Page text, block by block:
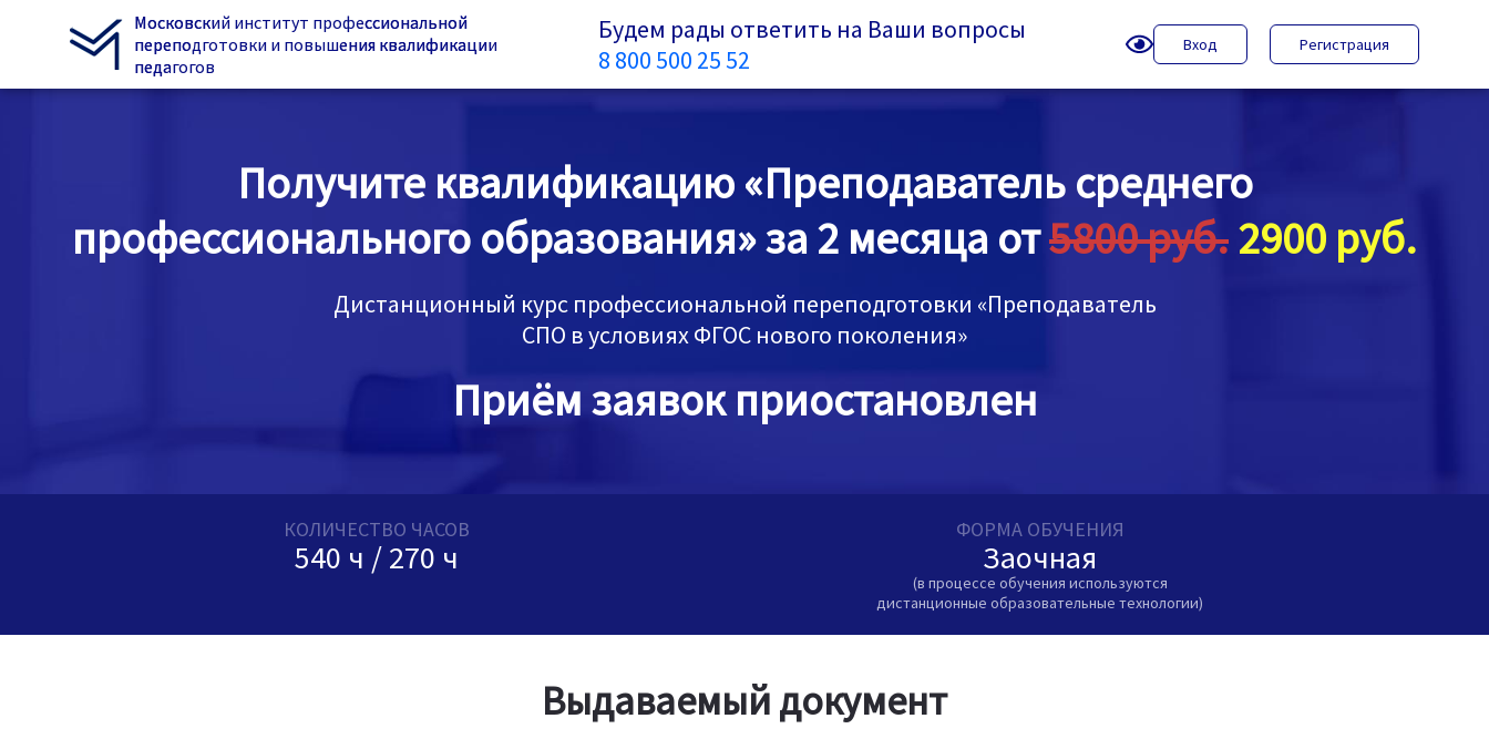
Московский институт профессиональной
переподготовки и повышения квалификации
педагогов
Будем рады ответить на Ваши вопросы
8 800 500 25 52
Вход Регистрация
Получите квалификацию «Преподаватель среднего
профессионального образования» за 2 месяца от5800 руб.2900 руб.
Дистанционный курс профессиональной переподготовки «Преподаватель
СПО в условиях ФГОС нового поколения»
Приём заявок приостановлен
КОЛИЧЕСТВО ЧАСОВ
540 ч / 270 ч
ФОРМА ОБУЧЕНИЯ
Заочная
(в процессе обучения используются
дистанционные образовательные технологии)
Выдаваемый документ